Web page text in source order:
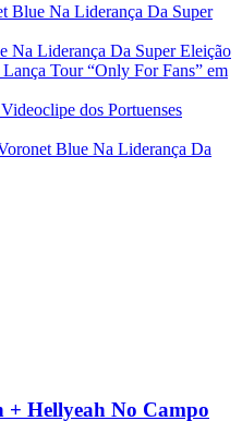
Blue Na Liderança Da Super
Na Liderança Da Super Eleição
Tour “Only For Fans” em
dos Portuenses
Blue Na Liderança Da
Hellyeah No Campo